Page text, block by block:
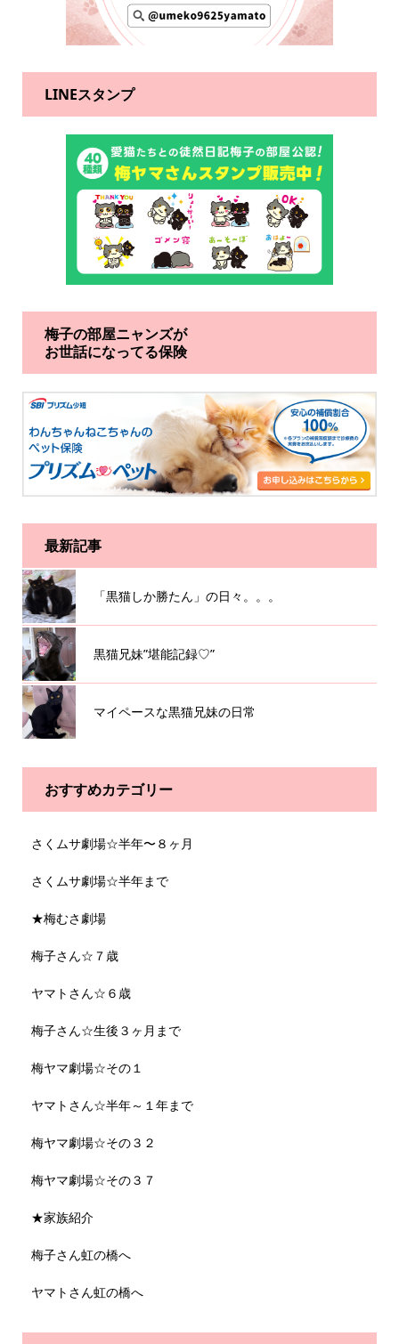
LINEスタンプ
梅子の部屋ニャンズが
お世話になってる保険
最新記事
「黒猫しか勝たん」の日々。。。
黒猫兄妹”堪能記録♡”
マイペースな黒猫兄妹の日常
おすすめカテゴリー
さくムサ劇場☆半年〜８ヶ月
さくムサ劇場☆半年まで
★梅むさ劇場
梅子さん☆７歳
ヤマトさん☆６歳
梅子さん☆生後３ヶ月まで
梅ヤマ劇場☆その１
ヤマトさん☆半年～１年まで
梅ヤマ劇場☆その３２
梅ヤマ劇場☆その３７
★家族紹介
梅子さん虹の橋へ
ヤマトさん虹の橋へ